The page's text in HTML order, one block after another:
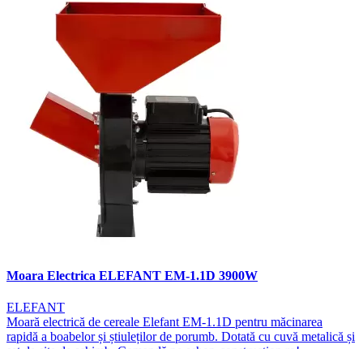
Moara Electrica ELEFANT EM-1.1D 3900W
ELEFANT
Moară electrică de cereale Elefant EM-1.1D pentru măcinarea
rapidă a boabelor și știuleților de porumb. Dotată cu cuvă metalică și